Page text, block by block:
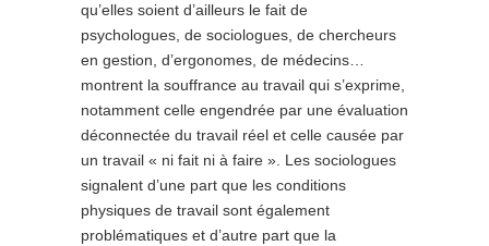
qu’elles soient d’ailleurs le fait de
psychologues, de sociologues, de chercheurs
en gestion, d’ergonomes, de médecins…
montrent la souffrance au travail qui s’exprime,
notamment celle engendrée par une évaluation
déconnectée du travail réel et celle causée par
un travail « ni fait ni à faire ». Les sociologues
signalent d’une part que les conditions
physiques de travail sont également
problématiques et d’autre part que la